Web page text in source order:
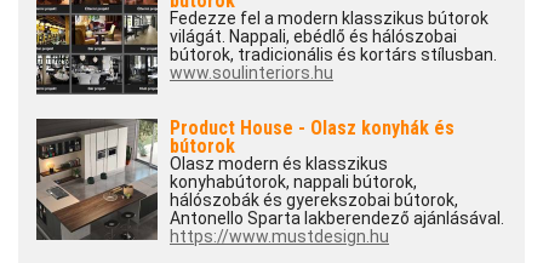
Fedezze fel a modern klasszikus bútorok
világát. Nappali, ebédlő és hálószobai
bútorok, tradicionális és kortárs stílusban.
www.soulinteriors.hu
Product House - Olasz konyhák és
bútorok
Olasz modern és klasszikus
konyhabútorok, nappali bútorok,
hálószobák és gyerekszobai bútorok,
Antonello Sparta lakberendező ajánlásával.
https://www.mustdesign.hu